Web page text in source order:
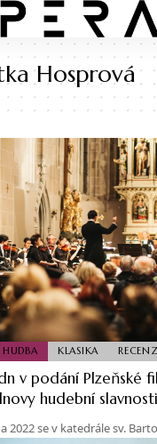
Hosprová
HUDBA KLASIKA
v podání Plzeňské
hudební slavnosti
2022 se v katedrále sv.